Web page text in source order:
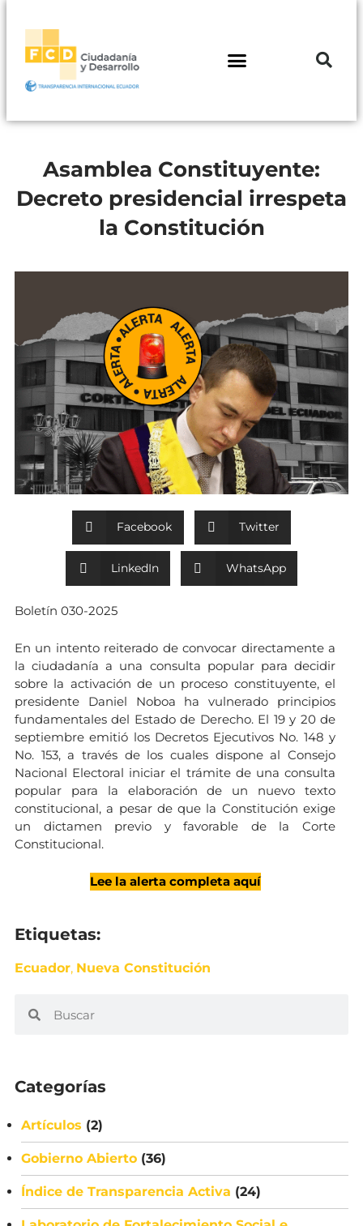
Asamblea Constituyente:
Decreto presidencial irrespeta
la Constitución
Facebook Twitter
LinkedIn WhatsApp
Boletín 030-2025
En un intento reiterado de convocar directamente a
la ciudadanía a una consulta popular para decidir
sobre la activación de un proceso constituyente, el
presidente Daniel Noboa ha vulnerado principios
fundamentales del Estado de Derecho. El 19 y 20 de
septiembre emitió los Decretos Ejecutivos No. 148 y
No. 153, a través de los cuales dispone al Consejo
Nacional Electoral iniciar el trámite de una consulta
popular para la elaboración de un nuevo texto
constitucional, a pesar de que la Constitución exige
un dictamen previo y favorable de la Corte
Constitucional.
Lee la alerta completa aquí
Etiquetas:
Ecuador, Nueva Constitución
Categorías
Artículos (2)
Gobierno Abierto (36)
Índice de Transparencia Activa (24)